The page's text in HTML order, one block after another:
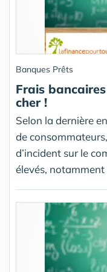
Banques Prêts
Frais
cher !
Selon la dernière
de
d’incident sur le
élevés,